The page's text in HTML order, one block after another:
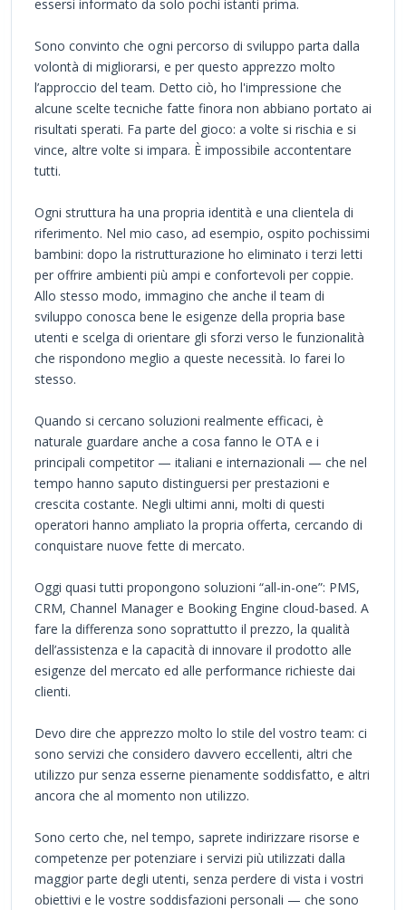
essersi informato da solo pochi istanti prima.
Sono convinto che ogni percorso di sviluppo parta dalla
volontà di migliorarsi, e per questo apprezzo molto
l’approccio del team. Detto ciò, ho l'impressione che
alcune scelte tecniche fatte finora non abbiano portato ai
risultati sperati. Fa parte del gioco: a volte si rischia e si
vince, altre volte si impara. È impossibile accontentare
tutti.
Ogni struttura ha una propria identità e una clientela di
riferimento. Nel mio caso, ad esempio, ospito pochissimi
bambini: dopo la ristrutturazione ho eliminato i terzi letti
per offrire ambienti più ampi e confortevoli per coppie.
Allo stesso modo, immagino che anche il team di
sviluppo conosca bene le esigenze della propria base
utenti e scelga di orientare gli sforzi verso le funzionalità
che rispondono meglio a queste necessità. Io farei lo
stesso.
Quando si cercano soluzioni realmente efficaci, è
naturale guardare anche a cosa fanno le OTA e i
principali competitor — italiani e internazionali — che nel
tempo hanno saputo distinguersi per prestazioni e
crescita costante. Negli ultimi anni, molti di questi
operatori hanno ampliato la propria offerta, cercando di
conquistare nuove fette di mercato.
Oggi quasi tutti propongono soluzioni “all-in-one”: PMS,
CRM, Channel Manager e Booking Engine cloud-based. A
fare la differenza sono soprattutto il prezzo, la qualità
dell’assistenza e la capacità di innovare il prodotto alle
esigenze del mercato ed alle performance richieste dai
clienti.
Devo dire che apprezzo molto lo stile del vostro team: ci
sono servizi che considero davvero eccellenti, altri che
utilizzo pur senza esserne pienamente soddisfatto, e altri
ancora che al momento non utilizzo.
Sono certo che, nel tempo, saprete indirizzare risorse e
competenze per potenziare i servizi più utilizzati dalla
maggior parte degli utenti, senza perdere di vista i vostri
obiettivi e le vostre soddisfazioni personali — che sono